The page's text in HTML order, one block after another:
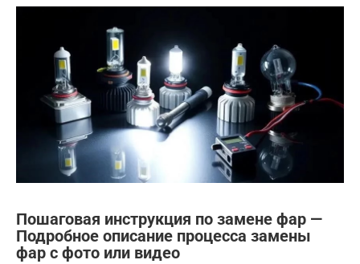
Пошаговая инструкция по замене фар —
Подробное описание процесса замены
фар с фото или видео